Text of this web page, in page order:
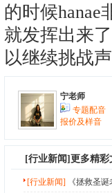
的时候
就发挥出来
以继续挑战
宁老师
专题配音
报价及样音
[行业新闻]更多精彩
[行业新闻] 《拯救圣